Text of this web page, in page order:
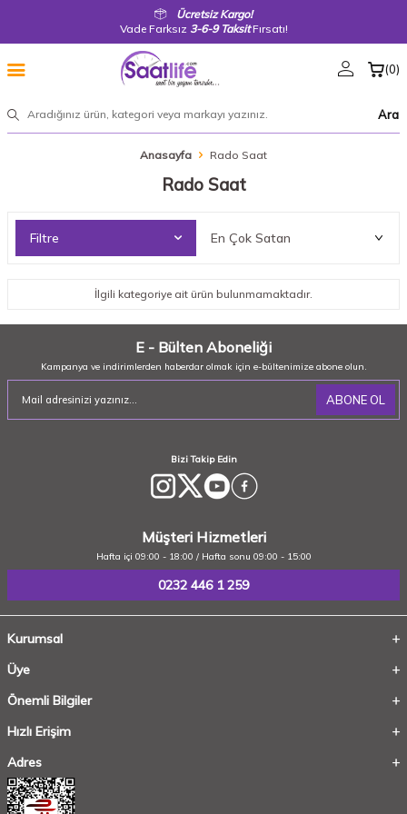
Ücretsiz Kargo!
Vade Farksız 3-6-9 TaksitFırsatı!
Ara
(0)
Anasayfa Rado Saat
Rado Saat
Filtre
İlgili kategoriye ait ürün bulunmamaktadır.
E - Bülten Aboneliği
Kampanya ve indirimlerden haberdar olmak için e-bültenimize abone olun.
ABONE OL
Bizi Takip Edin
Müşteri Hizmetleri
Hafta içi 09:00 - 18:00 / Hafta sonu 09:00 - 15:00
0232 446 1 259
Kurumsal
Üye
Önemli Bilgiler
Hızlı Erişim
Adres